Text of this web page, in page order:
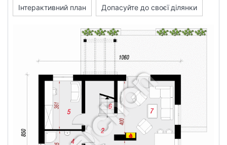
Інтерактивний план
Допасуйте до своєї ділянки